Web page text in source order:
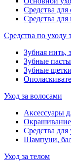
Средства
Средства
Средства по уходу
Зубная нить,
Зубные пасты
Зубные щетки
Уход за волосами
Аксессуары
Средства для
Шампуни,
Уход за телом